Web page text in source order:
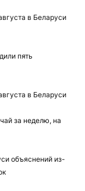
в Беларуси
пять
в Беларуси
за неделю, на
объяснений из-